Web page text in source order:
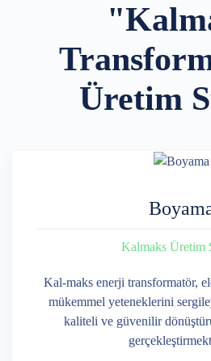
Üretim
Kalmaks Üretim
Kal-maks enerji transformatör,
mükemmel yeteneklerini
kaliteli ve güvenilir